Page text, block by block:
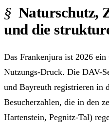
Naturschutz,
und die
Das Frankenjura ist 2026
Nutzungs-Druck. Die DAV-
und Bayreuth registrieren in
Besucherzahlen, die in den
Hartenstein, Pegnitz-Tal)